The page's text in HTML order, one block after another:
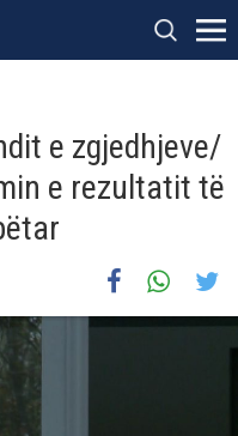
e zgjedhjeve/
e rezultatit të